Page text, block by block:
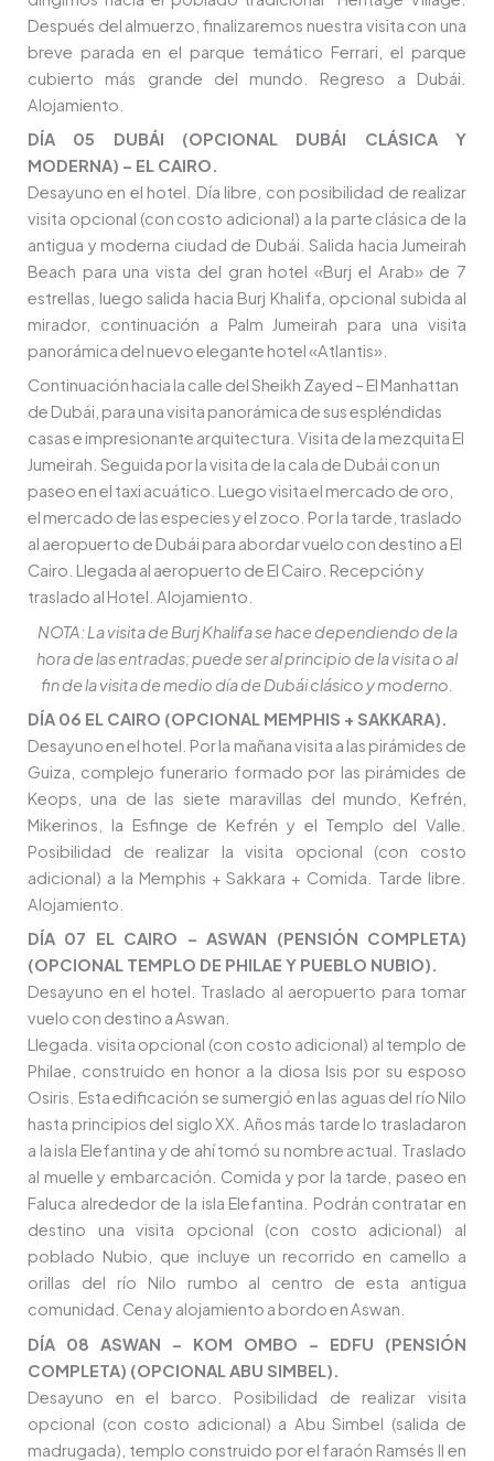
Después del almuerzo, finalizaremos nuestra visita con una
breve parada en el parque temático Ferrari, el parque
cubierto más grande del mundo. Regreso a Dubái.
Alojamiento.
DÍA 05 DUBÁI (OPCIONAL DUBÁI CLÁSICA Y
MODERNA) – EL CAIRO.
Desayuno en el hotel. Día libre, con posibilidad de realizar
visita opcional (con costo adicional) a la parte clásica de la
antigua y moderna ciudad de Dubái. Salida hacia Jumeirah
Beach para una vista del gran hotel «Burj el Arab» de 7
estrellas, luego salida hacia Burj Khalifa, opcional subida al
mirador, continuación a Palm Jumeirah para una visita
panorámica del nuevo elegante hotel «Atlantis».
Continuación hacia la calle del Sheikh Zayed – El Manhattan
de Dubái, para una visita panorámica de sus espléndidas
casas e impresionante arquitectura. Visita de la mezquita El
Jumeirah. Seguida por la visita de la cala de Dubái con un
paseo en el taxi acuático. Luego visita el mercado de oro,
el mercado de las especies y el zoco. Por la tarde, traslado
al aeropuerto de Dubái para abordar vuelo con destino a El
Cairo. Llegada al aeropuerto de El Cairo. Recepción y
traslado al Hotel. Alojamiento.
NOTA: La visita de Burj Khalifa se hace dependiendo de la
hora de las entradas; puede ser al principio de la visita o al
fin de la visita de medio día de Dubái clásico y moderno.
DÍA 06 EL CAIRO (OPCIONAL MEMPHIS + SAKKARA).
Desayuno en el hotel. Por la mañana visita a las pirámides de
Guiza, complejo funerario formado por las pirámides de
Keops, una de las siete maravillas del mundo, Kefrén,
Mikerinos, la Esfinge de Kefrén y el Templo del Valle.
Posibilidad de realizar la visita opcional (con costo
adicional) a la Memphis + Sakkara + Comida. Tarde libre.
Alojamiento.
DÍA 07 EL CAIRO – ASWAN (PENSIÓN COMPLETA)
(OPCIONAL TEMPLO DE PHILAE Y PUEBLO NUBIO).
Desayuno en el hotel. Traslado al aeropuerto para tomar
vuelo con destino a Aswan.
Llegada. visita opcional (con costo adicional) al templo de
Philae, construido en honor a la diosa Isis por su esposo
Osiris. Esta edificación se sumergió en las aguas del río Nilo
hasta principios del siglo XX. Años más tarde lo trasladaron
a la isla Elefantina y de ahí tomó su nombre actual. Traslado
al muelle y embarcación. Comida y por la tarde, paseo en
Faluca alrededor de la isla Elefantina. Podrán contratar en
destino una visita opcional (con costo adicional) al
poblado Nubio, que incluye un recorrido en camello a
orillas del río Nilo rumbo al centro de esta antigua
comunidad. Cena y alojamiento a bordo en Aswan.
DÍA 08 ASWAN – KOM OMBO – EDFU (PENSIÓN
COMPLETA) (OPCIONAL ABU SIMBEL).
Desayuno en el barco. Posibilidad de realizar visita
opcional (con costo adicional) a Abu Simbel (salida de
madrugada), templo construido por el faraón Ramsés II en